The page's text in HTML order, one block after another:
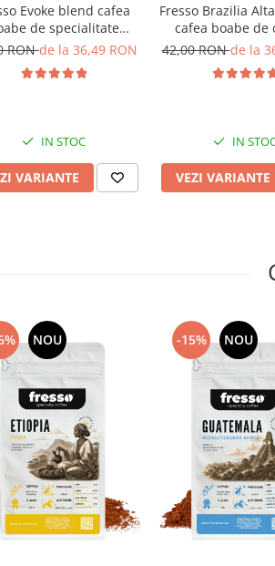
Evoke blend cafea
de specialitate
proaspăt prăjită
RONde la 36,49 RON
IN STOC
VARIANTE
Fresso Brazilia
cafea boabe de
proaspăt
42,00 RONde la
IN
VEZI VARIANTE
NOU -15% NOU